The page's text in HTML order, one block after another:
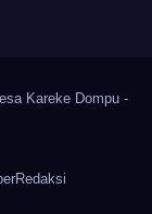
Kareke Dompu -
Redaksi